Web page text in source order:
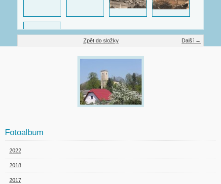
Další →
Zpět do složky
Fotoalbum
2022
2018
2017